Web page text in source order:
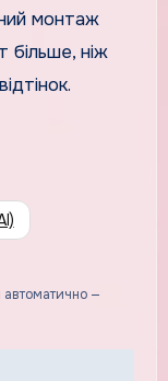
монтаж
ніж
автоматично —